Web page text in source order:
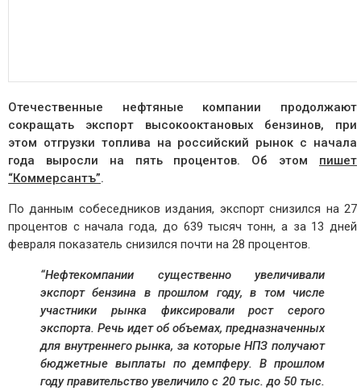
Отечественные нефтяные компании продолжают
сокращать экспорт высокооктановых бензинов, при
этом отгрузки топлива на российский рынок с начала
года выросли на пять процентов. Об этом пишет
“Коммерсантъ”.
По данным собеседников издания, экспорт снизился на 27
процентов с начала года, до 639 тысяч тонн, а за 13 дней
февраля показатель снизился почти на 28 процентов.
“Нефтекомпании существенно увеличивали
экспорт бензина в прошлом году, в том числе
участники рынка фиксировали рост серого
экспорта. Речь идет об объемах, предназначенных
для внутреннего рынка, за которые НПЗ получают
бюджетные выплаты по демпферу. В прошлом
году правительство увеличило с 20 тыс. до 50 тыс.